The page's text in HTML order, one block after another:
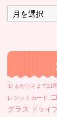
ア
ー
ブ
ID おかげさまで21
レジットカード
グラス
ドライ